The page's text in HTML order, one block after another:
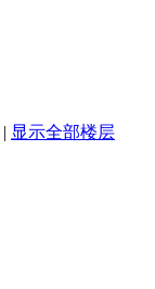
| 显示全部楼层